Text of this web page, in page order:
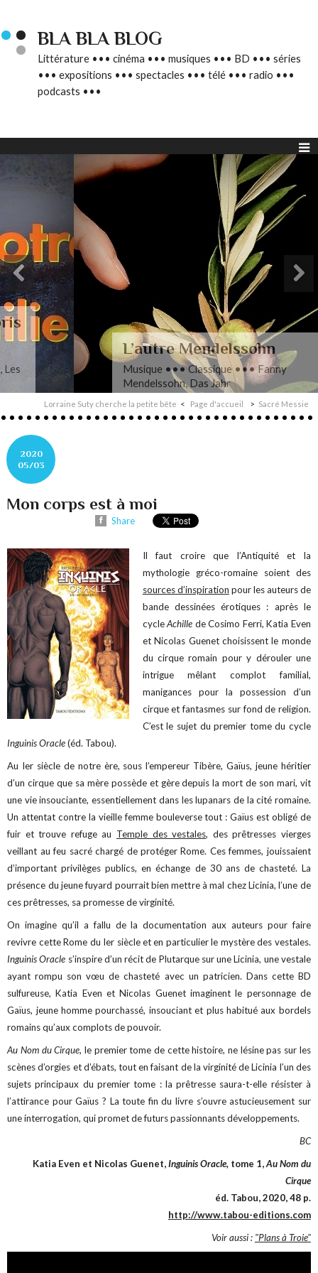
BLA BLA BLOG
Littérature ••• cinéma ••• musiques ••• BD ••• séries
••• expositions ••• spectacles ••• télé ••• radio •••
podcasts •••
L’autre Mendelssohn
Musique ••• Classique ••• Fanny
Mendelssohn, Das Jahr
Lorraine Suty cherche la petite bête Page d'accueil Sacré Messie
2020
05/03
Mon corps est à moi
Share
Il faut croire que l’Antiquité et la
mythologie gréco-romaine soient des
sources d’inspiration pour les auteurs de
bande dessinées érotiques : après le
cycleAchille de Cosimo Ferri, Katia Even
et Nicolas Guenet choisissent le monde
du cirque romain pour y dérouler une
intrigue mêlant complot familial,
manigances pour la possession d’un
cirque et fantasmes sur fond de religion.
C’est le sujet du premier tome du cycle
Inguinis Oracle(éd. Tabou).
Au Ier siècle de notre ère, sous l’empereur Tibère, Gaïus, jeune héritier
d’un cirque que sa mère possède et gère depuis la mort de son mari, vit
une vie insouciante, essentiellement dans les lupanars de la cité romaine.
Un attentat contre la vieille femme bouleverse tout : Gaïus est obligé de
fuir et trouve refuge au Temple des vestales, des prêtresses vierges
veillant au feu sacré chargé de protéger Rome. Ces femmes, jouissaient
d’important privilèges publics, en échange de 30 ans de chasteté. La
présence du jeune fuyard pourrait bien mettre à mal chez Licinia, l’une de
ces prêtresses, sa promesse de virginité.
On imagine qu’il a fallu de la documentation aux auteurs pour faire
revivre cette Rome du Ier siècle et en particulier le mystère des vestales.
Inguinis Oracle s’inspire d’un récit de Plutarque sur une Licinia, une vestale
ayant rompu son vœu de chasteté avec un patricien. Dans cette BD
sulfureuse, Katia Even et Nicolas Guenet imaginent le personnage de
Gaïus, jeune homme pourchassé, insouciant et plus habitué aux bordels
romains qu’aux complots de pouvoir.
Au Nom du Cirque, le premier tome de cette histoire, ne lésine pas sur les
scènes d’orgies et d’ébats, tout en faisant de la virginité de Licinia l’un des
sujets principaux du premier tome : la prêtresse saura-t-elle résister à
l’attirance pour Gaïus ? La toute fin du livre s’ouvre astucieusement sur
une interrogation, qui promet de futurs passionnants développements.
BC
Katia Even et Nicolas Guenet,Inguinis Oracle,tome 1,Au Nom du
Cirque
éd. Tabou, 2020, 48 p.
http://www.tabou-editions.com
Voir aussi : "Plans à Troie"